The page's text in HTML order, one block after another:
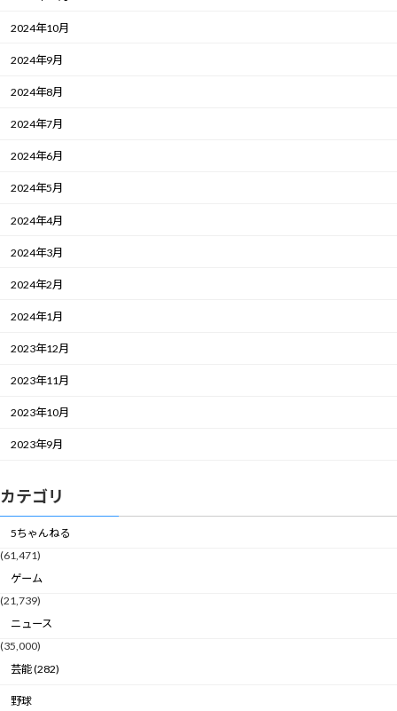
2024年10月
2024年9月
2024年8月
2024年7月
2024年6月
2024年5月
2024年4月
2024年3月
2024年2月
2024年1月
2023年12月
2023年11月
2023年10月
2023年9月
カテゴリ
5ちゃんねる
(61,471)
ゲーム
(21,739)
ニュース
(35,000)
芸能 (282)
野球